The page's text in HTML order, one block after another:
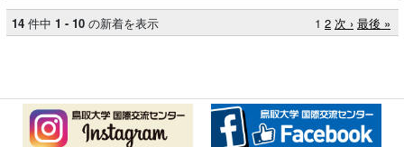
14 件中 1 - 10 の新着を表示 1 2 次 › 最後 »